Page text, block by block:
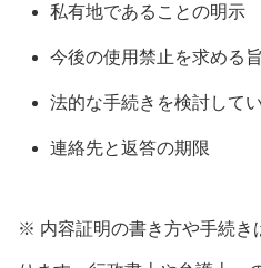
私有地であることの明示
今後の使用禁止を求める旨
法的な手続きを検討して
連絡先と返答の期限
※ 内容証明の書き方や手続き